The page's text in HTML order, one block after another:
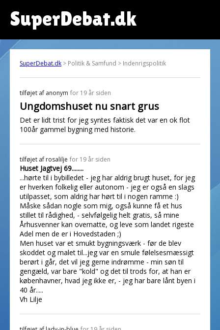
SuperDebat.dk
SuperDebat.dk > Politik & Samfund > Indenrigspolitik
tilføjet af anonym for 19 år siden
Ungdomshuset nu snart grus
Det er lidt trist for jeg syntes faktisk det var en ok flot
100år gammel bygning med historie.
tilføjet af rosalilje for 19 år siden
Huset Jagtvej 69........
...hørte til i bybilledet - jeg har aldrig brugt huset, for jeg
er hverken folkelig eller autonom - jeg er også en slags
utilpasset, som aldrig har hørt til i nogen ramme :)
Måske sådan nogle som mig, også kunne få et hus
stillet til rådighed, - selvfølgelig helt gratis, så mine
Århusvenner kan overnatte, og leve som landet rigeste
Adel men de er i Hovedstaden ;)
Men huset var et smukt bygningsværk - før de blev
skoddet og malet til...jeg var en smule følelsesmæssigt
berørt i går, det vil jeg gerne indrømme - min søn til
gengæld, var bare "kold" og det til trods for, at han er
københavner, hvad jeg ikke er, - jeg har bare lånt byen i
40 år.....
Vh Lilje